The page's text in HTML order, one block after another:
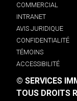
COMMERCIAL
INTRANET
AVIS JURIDIQUE
CONFIDENTIALITÉ
TÉMOINS
ACCESSIBILITÉ
© SERVICES
TOUS DROITS